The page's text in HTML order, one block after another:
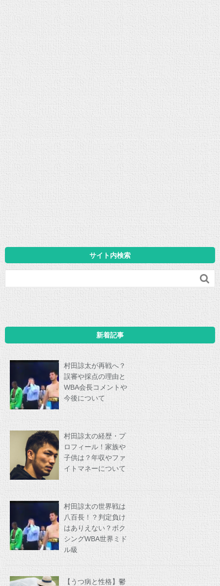
サイト内検索

新着記事
村田諒太が再戦へ？
誤審や採点の理由と
WBA会長コメントや
今後について
村田諒太の経歴・プ
ロフィール！家族や
子供は？年収やファ
イトマネーについて
村田諒太の世界戦は
八百長！？判定負け
はありえない？ボク
シングWBA世界ミド
ル級
【うつ病と性格】鬱